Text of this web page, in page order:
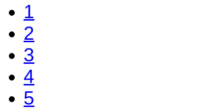
1
2
3
4
5